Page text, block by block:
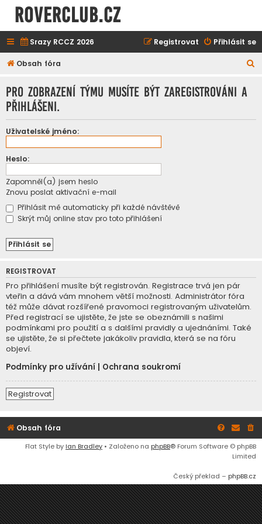
ROVERCLUB.cz
Srazy RCCZ 2026 Přihlásit se
Registrovat
Obsah fóra
Pro zobrazení týmu musíte být zaregistrováni a
přihlášeni.
Uživatelské jméno:
Heslo:
Zapomněl(a) jsem heslo
Znovu poslat aktivační e-mail
Přihlásit mě automaticky při každé návštěvě
Skrýt můj online stav pro toto přihlášení
REGISTROVAT
Pro přihlášení musíte být registrován. Registrace trvá jen pár
vteřin a dává vám mnohem větší možnosti. Administrátor fóra
též může dávat rozšířené pravomoci registrovaným uživatelům.
Před registrací se ujistěte, že jste se obeznámili s našimi
podmínkami pro použití a s dalšími pravidly a ujednáními. Také
se ujistěte, že si přečtete jakákoliv pravidla, která se na fóru
objeví.
Podmínky pro užívání
Ochrana soukromí
Registrovat
Obsah fóra
Flat Style by Ian Bradley • Založeno na phpBB® Forum Software © phpBB
Limited
Český překlad – phpBB.cz